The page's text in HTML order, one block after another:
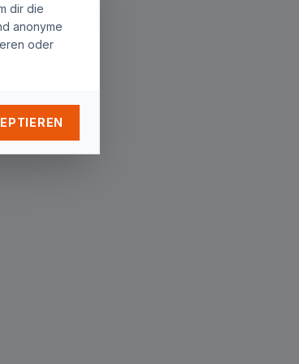
bei-tele-
dir die
anonyme
oder